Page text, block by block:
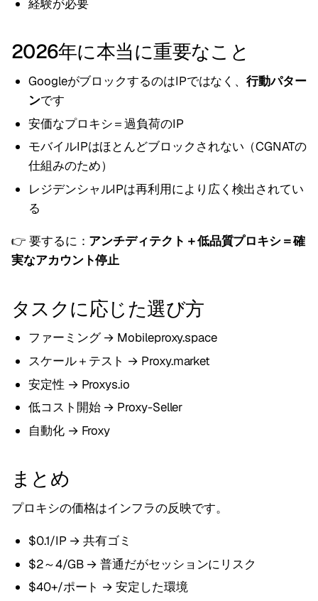
経験が必要
2026年に本当に重要なこと
GoogleがブロックするのはIPではなく、行動パター
ンです
安価なプロキシ＝過負荷のIP
モバイルIPはほとんどブロックされない（CGNATの
仕組みのため）
レジデンシャルIPは再利用により広く検出されてい
る
👉 要するに： アンチディテクト＋低品質プロキシ＝確
実なアカウント停止
タスクに応じた選び方
ファーミング → Mobileproxy.space
スケール＋テスト → Proxy.market
安定性 → Proxys.io
低コスト開始 → Proxy-Seller
自動化 → Froxy
まとめ
プロキシの価格はインフラの反映です。
$0.1/IP → 共有ゴミ
$2～4/GB → 普通だがセッションにリスク
$40+/ポート → 安定した環境